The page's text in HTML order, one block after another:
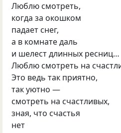
Люблю смотреть,
когда за окошком
падает снег,
а в комнате даль
и шелест длинных ресниц…
Люблю смотреть на
Это ведь так приятно,
так уютно —
смотреть на счастливых,
зная, что счастья
нет